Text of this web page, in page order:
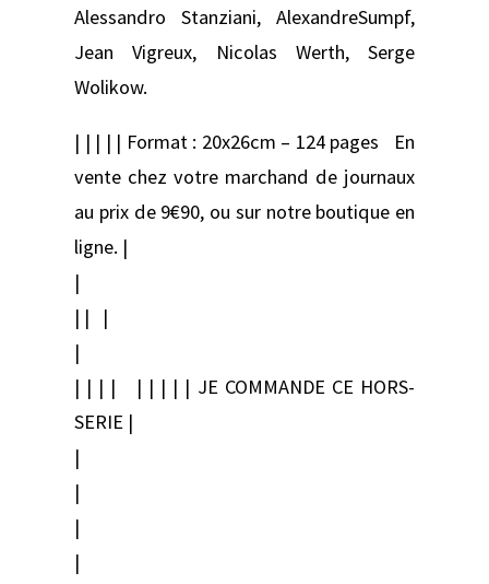
Alessandro Stanziani, AlexandreSumpf,
Jean Vigreux, Nicolas Werth, Serge
Wolikow.
| | | | | Format : 20x26cm – 124 pages En
vente chez votre marchand de journaux
au prix de 9€90, ou sur notre boutique en
ligne. |
|
| | |
|
| | | | | | | | | JE COMMANDE CE HORS-
SERIE |
|
|
|
|